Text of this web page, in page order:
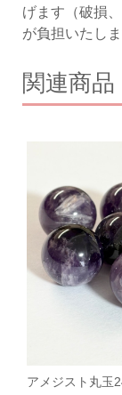
げます（破損
が負担いたしま
関連商品
アメジスト丸玉